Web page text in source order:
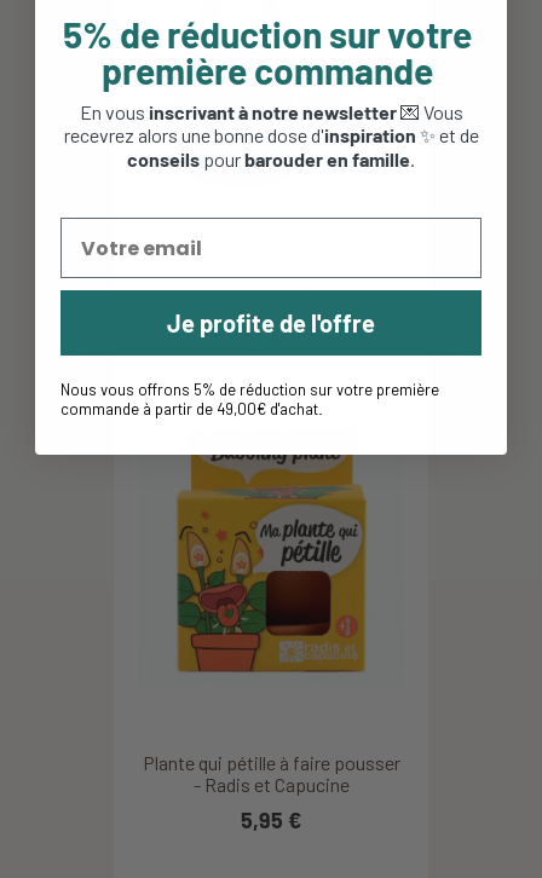
Arrosoir enfant en métal - Goki
Plante qui pétille à faire pousser
- Radis et Capucine
5,95 €
5% de réduction sur votre
première commande
En vous inscrivant à notre newsletter💌 Vous
recevrez alors une bonne dose d'inspiration ✨ et de
conseils pourbarouder en famille.
Je profite de l'offre
Nous vous offrons 5% de réduction sur votre première
commande à partir de 49,00€ d'achat.